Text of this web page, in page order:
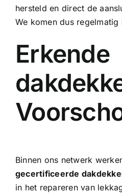
hersteld en direct de
We komen dus
Erkende
Binnen ons netwerk
gecertificeerde
in het repareren van